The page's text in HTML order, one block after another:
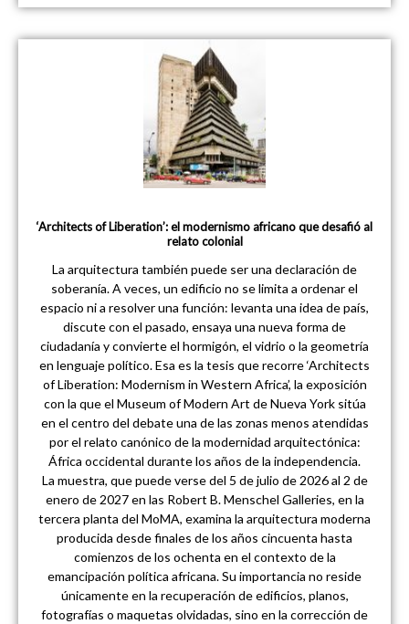
‘Architects of Liberation’: el modernismo africano que desafió al
relato colonial
La arquitectura también puede ser una declaración de
soberanía. A veces, un edificio no se limita a ordenar el
espacio ni a resolver una función: levanta una idea de país,
discute con el pasado, ensaya una nueva forma de
ciudadanía y convierte el hormigón, el vidrio o la geometría
en lenguaje político. Esa es la tesis que recorre ‘Architects
of Liberation: Modernism in Western Africa’, la exposición
con la que el Museum of Modern Art de Nueva York sitúa
en el centro del debate una de las zonas menos atendidas
por el relato canónico de la modernidad arquitectónica:
África occidental durante los años de la independencia.
La muestra, que puede verse del 5 de julio de 2026 al 2 de
enero de 2027 en las Robert B. Menschel Galleries, en la
tercera planta del MoMA, examina la arquitectura moderna
producida desde finales de los años cincuenta hasta
comienzos de los ochenta en el contexto de la
emancipación política africana. Su importancia no reside
únicamente en la recuperación de edificios, planos,
fotografías o maquetas olvidadas, sino en la corrección de